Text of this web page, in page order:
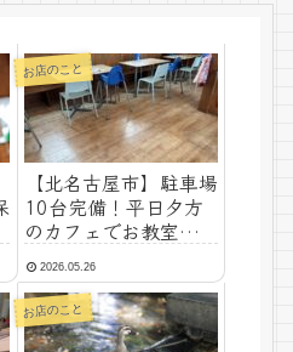
お店のこと
【北名古屋市】駐車場
10台完備！平日夕方
のカフェでお教室や会
議を開きませんか？
（レンタルスペース受
付開始のお知らせ）
2026.05.26
お店のこと